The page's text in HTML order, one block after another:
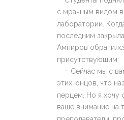
с мрачным видом
лаборатории.
последним
Ампиров
присутствующим:
– Сейчас мы с
этих юнцов, что
перцем. Но я хочу
ваше внимание на